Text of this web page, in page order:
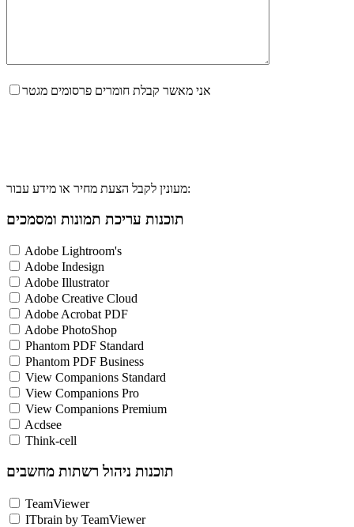
אני מאשר קבלת חומרים פרסומים מגטר
מעונין לקבל הצעת מחיר או מידע עבור:
תוכנות עריכת תמונות ומסמכים
Adobe Lightroom's
Adobe Indesign
Adobe Illustrator
Adobe Creative Cloud
Adobe Acrobat PDF
Adobe PhotoShop
Phantom PDF Standard
Phantom PDF Business
View Companions Standard
View Companions Pro
View Companions Premium
Acdsee
Think-cell
תוכנות ניהול רשתות מחשבים
TeamViewer
ITbrain by TeamViewer